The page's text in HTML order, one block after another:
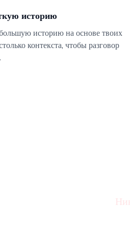
историю
историю на основе твоих
контекста, чтобы разговор